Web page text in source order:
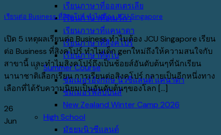
เรียนภาษาที่ออสเตรเลีย
เรียนภาษาที่อเมริกา
เรียนภาษาที่แคนาดา
เรียนภาษาที่สิงคโปร์
เรียนภาษาที่ดูไบ
Summer Course
ซัมเมอร์อังกฤษ นิวซีแลนด์ แคนาดา
ซัมเมอร์ฟิลิปปินส์
New Zealand Winter Camp 2026
High School
มัธยมนิวซีแลนด์
เรียนต่อ Business ที่สิงคโปร์ ทำไมต้อง JCU Singapore
เปิด 5 เหตุผลเรียนต่อ Business ทำไมต้อง JCU Singapore เรียน
ต่อ Business ที่สิงคโปร์ ทำไมเด็ก genใหม่ถึงให้ความสนใจกับ
สาขานี้ และทำไมสิงคโปร์ถึงเป็นช้อยส์อันดับต้นๆที่นักเรียน
นานาชาติเลือกเรียน การเรียนต่อสิงคโปร์ กลายเป็นอีกหนึ่งทาง
เลือกที่ได้รับความนิยมเป็นอันดับต้นๆของโลก [...]
26
Jun